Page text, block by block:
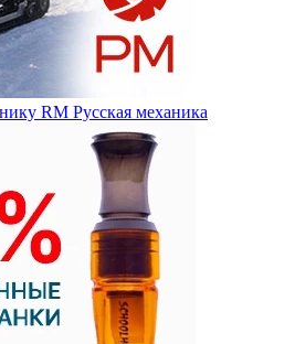
RM Русская механика